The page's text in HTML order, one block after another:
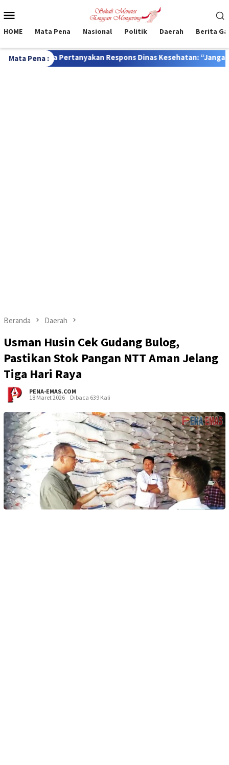
ke
Mobile
HOME Mata Pena Nasional Politik Daerah Berita
Mata Pena :
Respons Dinas Kesehatan: “Jangan Tunggu Korban
Beranda Daerah
Usman Husin Cek Gudang Bulog,
Pastikan Stok Pangan NTT Aman Jelang
Tiga Hari Raya
PENA-EMAS.COM
18 Maret 2026
Dibaca 639 Kali